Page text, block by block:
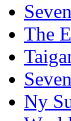
The
Ny